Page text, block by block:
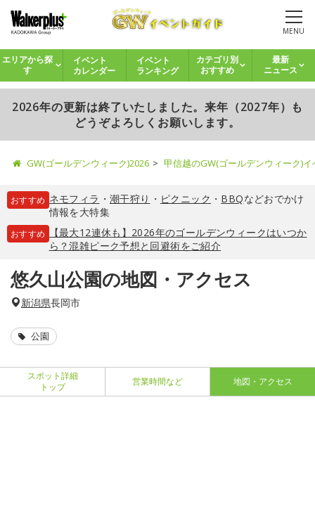
MENU
エリアから探
す
イベント
カレンダー
イベント
ランキング
カテゴリ別
おすすめ
最新
ニュース
2026年の更新は終了いたしました。来年（2027年）も
どうぞよろしくお願いします。
GW(ゴールデンウィーク)2026 甲信越のGW(ゴールデンウィーク)
おすすめ ネモフィラ ・ 潮干狩り ・ ピクニック ・ BBQなどおでかけ
情報を大特集
おすすめ
【最大12連休も】2026年のゴールデンウィークはいつか
ら？混雑ピーク予想と回避術をご紹介
悠久山公園の地図・アクセス
新潟県長岡市
公園
スポット詳細
トップ
営業時間など 地図・アクセス